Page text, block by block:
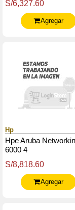
S/6,327.60
Agregar
Hp
Hpe Aruba
6000 4
S/8,818.60
Agregar